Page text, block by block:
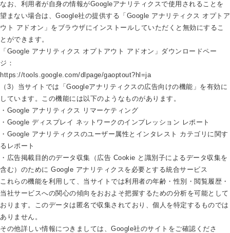
なお、利用者が自身の情報がGoogleアナリティクスで使用されることを
望まない場合は、Google社の提供する「Google アナリティクス オプトア
ウト アドオン」をブラウザにインストールしていただくと無効にするこ
とができます。
「Google アナリティクス オプトアウト アドオン」ダウンロードペー
ジ：
https://tools.google.com/dlpage/gaoptout?hl=ja
（3）当サイトでは「Googleアナリティクスの広告向けの機能」を有効に
しています。この機能には以下のようなものがあります。
・Google アナリティクス リマーケティング
・Google ディスプレイ ネットワークのインプレッション レポート
・Google アナリティクスのユーザー属性とインタレスト カテゴリに関す
るレポート
・広告掲載目的のデータ収集（広告 Cookie と識別子によるデータ収集を
含む）のために Google アナリティクスを必要とする統合サービス
これらの機能を利用して、当サイトでは利用者の年齢・性別・閲覧履歴・
当社サービスへの関心の傾向をおおよそ把握するための分析を可能として
おります。このデータは匿名で収集されており、個人を特定するものでは
ありません。
その他詳しい情報につきましては、Google社のサイトをご確認くださ